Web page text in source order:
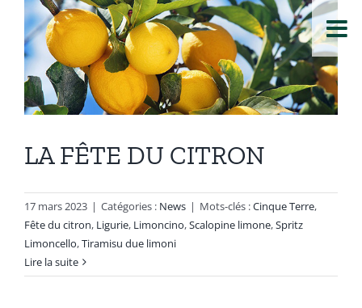
Passer
contenu
LA FÊTE DU CITRON
17 mars 2023 | Catégories : News | Mots-clés :Cinque Terre,
Fête du citron, Ligurie, Limoncino,Scalopine limone,Spritz
Limoncello,Tiramisu due limoni
Lire la suite